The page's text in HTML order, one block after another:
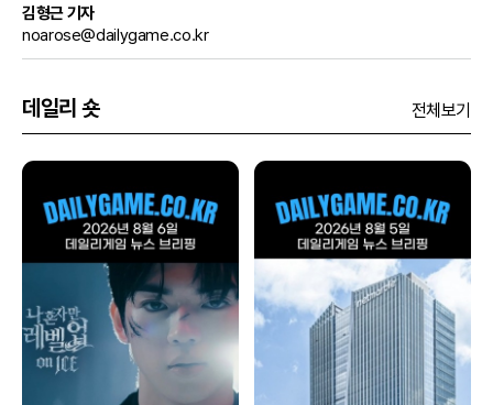
김형근 기자
noarose@dailygame.co.kr
데일리 숏 전체보기